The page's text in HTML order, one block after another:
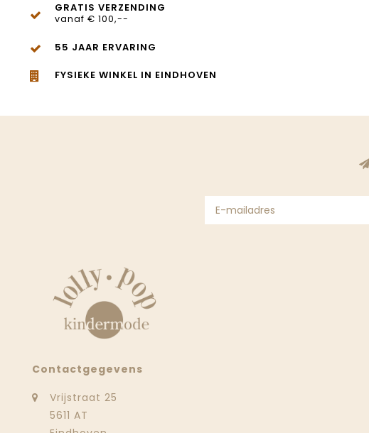
GRATIS VERZENDING
vanaf € 100,--
55 JAAR ERVARING
FYSIEKE WINKEL IN EINDHOVEN
Contactgegevens
Vrijstraat 25
5611 AT